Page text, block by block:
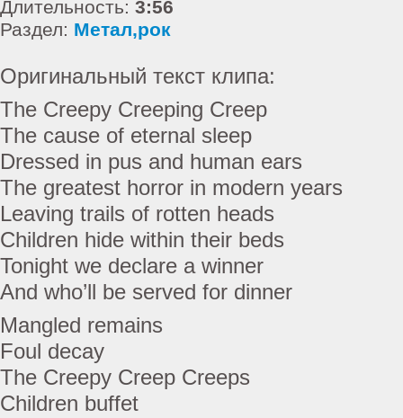
Длительность: 3:56
Раздел: Метал,рок
Оригинальный текст клипа:
The Creepy Creeping Creep
The cause of eternal sleep
Dressed in pus and human ears
The greatest horror in modern years
Leaving trails of rotten heads
Children hide within their beds
Tonight we declare a winner
And who’ll be served for dinner
Mangled remains
Foul decay
The Creepy Creep Creeps
Children buffet